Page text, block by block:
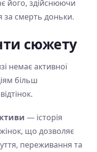
його, здійснюючи
за смерть доньки.
сюжету
немає активної
більш
— історія
що дозволяє
переживання та